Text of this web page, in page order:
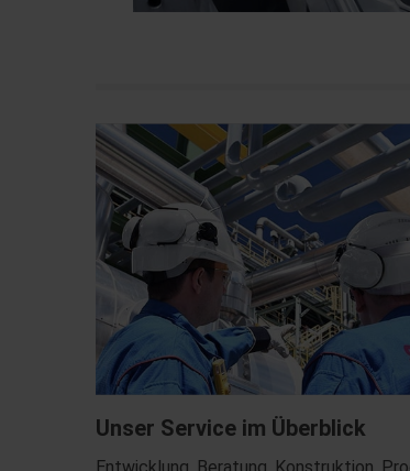
Unser Service im Überblick